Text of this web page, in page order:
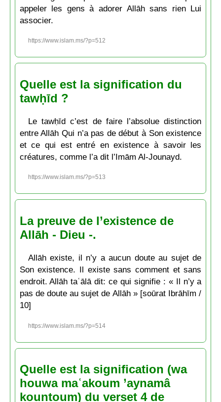
appeler les gens à adorer Allāh sans rien Lui
associer.
https://www.islam.ms/?p=512
Quelle est la signification du
tawḥīd ?
Le tawḥīd c’est de faire l’absolue distinction
entre Allāh Qui n’a pas de début à Son existence
et ce qui est entré en existence à savoir les
créatures, comme l’a dit l’Imām Al-Jounayd.
https://www.islam.ms/?p=513
La preuve de l’existence de
Allāh - Dieu -.
Allāh existe, il n’y a aucun doute au sujet de
Son existence. Il existe sans comment et sans
endroit. Allāh taʿālā dit: ce qui signifie : « Il n’y a
pas de doute au sujet de Allāh » [soūrat Ibrāhīm /
10]
https://www.islam.ms/?p=514
Quelle est la signification (wa
houwa maʿakoum ’aynamâ
kountoum) du verset 4 de